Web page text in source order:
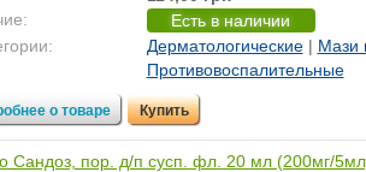
Есть в наличии
Дерматологические| Мази
Противовоспалительные
о товаре Купить
Сандоз, пор. д/п сусп. фл. 20 мл (200мг/